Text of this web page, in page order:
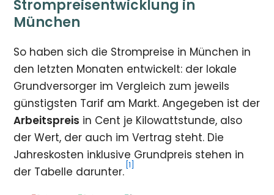
Strompreisentwicklung in
München
So haben sich die Strompreise in München in
den letzten Monaten entwickelt: der lokale
Grundversorger im Vergleich zum jeweils
günstigsten Tarif am Markt. Angegeben ist der
Arbeitspreis in Cent je Kilowattstunde, also
der Wert, der auch im Vertrag steht. Die
Jahreskosten inklusive Grundpreis stehen in
der Tabelle darunter. [1]